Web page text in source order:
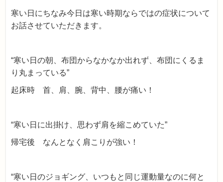
寒い日にちなみ今日は寒い時期ならではの症状について
お話させていただきます。
“寒い日の朝、布団からなかなか出れず、布団にくるま
り丸まっている”
起床時 首、肩、腕、背中、腰が痛い！
“寒い日に出掛け、思わず肩を縮こめていた”
帰宅後 なんとなく肩こりが強い！
“寒い日のジョギング、いつもと同じ運動量なのに何と